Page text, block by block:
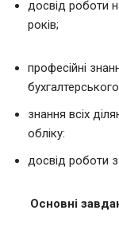
досвід роботи
років;
професійні
знання всіх
обліку:
досвід роботи
Основні